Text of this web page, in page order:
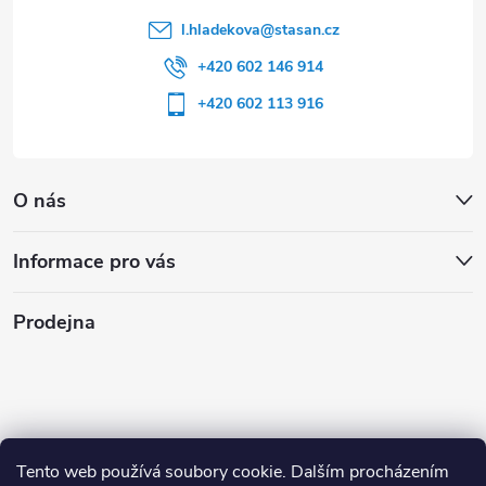
Tento web používá soubory cookie. Dalším procházením
O nás
Informace pro vás
l.hladekova@stasan.cz
+420 602 146 914
+420 602 113 916
Prodejna